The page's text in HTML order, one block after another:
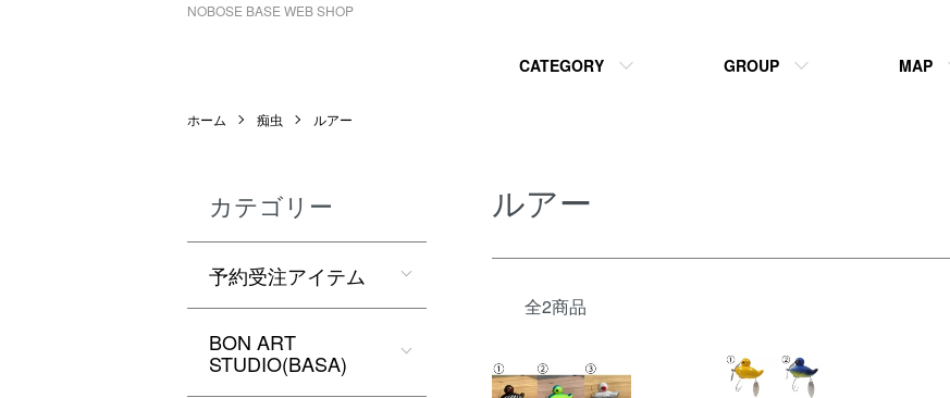
NOBOSE BASE WEB SHOP
CATEGORY GROUP MAP
ホーム 痴虫 ルアー
ルアー
全2商品
カテゴリー
予約受注アイテム
BON ART
STUDIO(BASA)